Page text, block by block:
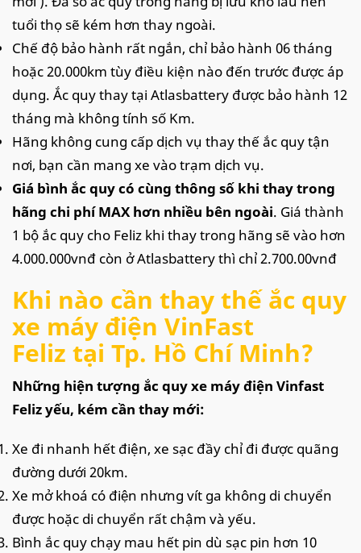
tuổi thọ sẽ kém hơn thay ngoài.
Chế độ bảo hành rất ngắn, chỉ bảo hành 06 tháng
hoặc 20.000km tùy điều kiện nào đến trước được áp
dụng. Ắc quy thay tại Atlasbattery được bảo hành 12
tháng mà không tính số Km.
Hãng không cung cấp dịch vụ thay thế ắc quy tận
nơi, bạn cần mang xe vào trạm dịch vụ.
Giá bình ắc quy có cùng thông số khi thay trong
hãng chi phí MAX hơn nhiều bên ngoài. Giá thành
1 bộ ắc quy cho Feliz khi thay trong hãng sẽ vào hơn
4.000.000vnđ còn ở Atlasbattery thì chỉ 2.700.00vnđ
Khi nào cần thay thế ắc quy
xe máy điện VinFast
Feliz tại Tp. Hồ Chí Minh?
Những hiện tượng ắc quy xe máy điện Vinfast
Feliz yếu, kém cần thay mới:
Xe đi nhanh hết điện, xe sạc đầy chỉ đi được quãng
đường dưới 20km.
Xe mở khoá có điện nhưng vít ga không di chuyển
được hoặc di chuyển rất chậm và yếu.
Bình ắc quy chạy mau hết pin dù sạc pin hơn 10